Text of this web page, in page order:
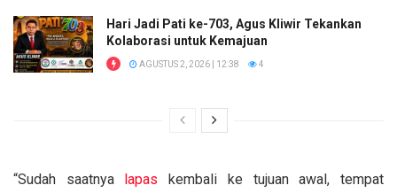
Hari Jadi Pati ke-703, Agus Kliwir Tekankan
Kolaborasi untuk Kemajuan
AGUSTUS 2, 2026 | 12:38 4
“Sudah saatnya lapas kembali ke tujuan awal, tempat